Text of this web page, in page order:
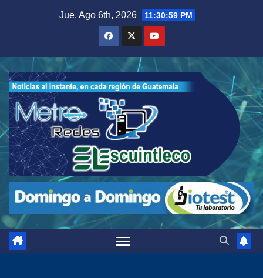
Jue. Ago 6th, 2026 11:31:00 PM